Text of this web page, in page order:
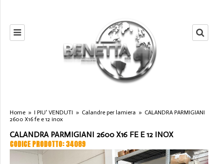
Home » I PIU' VENDUTI » Calandre per lamiera » CALANDRA PARMIGIANI
2600 X16 fe e 12 inox
CALANDRA PARMIGIANI 2600 X16 FE E 12 INOX
CODICE PRODOTTO: 34089